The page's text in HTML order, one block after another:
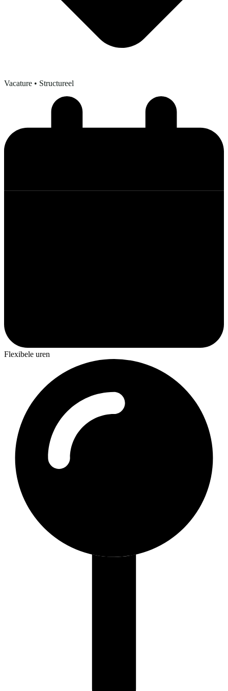
Vacature • Structureel
Flexibele uren